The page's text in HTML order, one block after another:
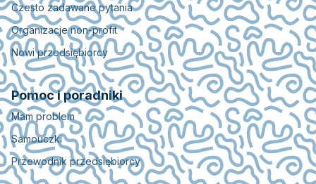
Czesto zadawane pytania
Organizacje non-profit
Nowi przedsiębiorcy
Pomoc i poradniki
Mam problem
Samouczki
Przewodnik przedsiębiorcy